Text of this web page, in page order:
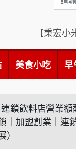
【秉宏
美食小吃 早
鎖飲料店營業
｜加盟創業｜連